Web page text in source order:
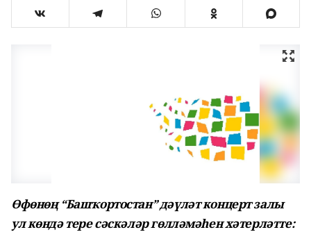
Өфөнөң “Башҡортостан” дәүләт концерт залы
ул көндә тере сәскәләр гөлләмәһен хәтерләтте: